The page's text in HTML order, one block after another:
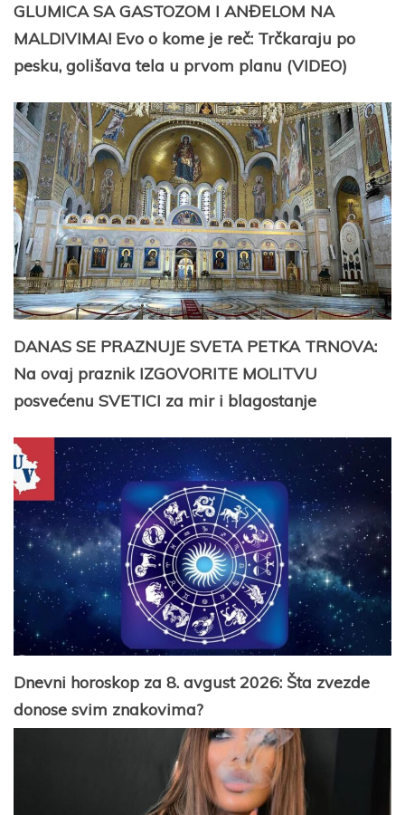
GLUMICA SA GASTOZOM I ANĐELOM NA
MALDIVIMA! Evo o kome je reč: Trčkaraju po
pesku, golišava tela u prvom planu (VIDEO)
DANAS SE PRAZNUJE SVETA PETKA TRNOVA:
Na ovaj praznik IZGOVORITE MOLITVU
posvećenu SVETICI za mir i blagostanje
Dnevni horoskop za 8. avgust 2026: Šta zvezde
donose svim znakovima?